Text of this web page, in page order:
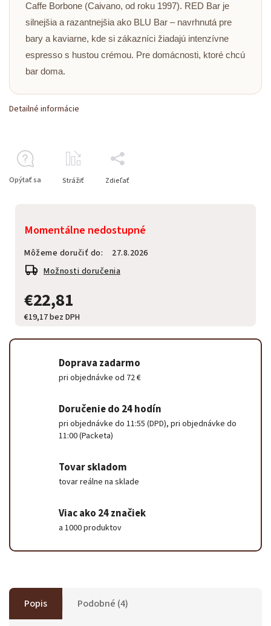
€22,81
€19,17 bez DPH
Momentálne nedostupné
Môžeme doručiť do:
27.8.2026
Možnosti doručenia
Caffe Borbone (Caivano, od roku 1997). RED Bar je
silnejšia a razantnejšia ako BLU Bar – navrhnutá pre
bary a kaviarne, kde si zákazníci žiadajú intenzívne
espresso s hustou crémou. Pre domácnosti, ktoré chcú
bar doma.
Detailné informácie
Opýtať sa Strážiť Zdieľať
Doprava zadarmo
pri objednávke od 72 €
Doručenie do 24 hodín
pri objednávke do 11:55 (DPD), pri objednávke do
11:00 (Packeta)
Tovar skladom
tovar reálne na sklade
Viac ako 24 značiek
a 1000 produktov
Popis Podobné (4)